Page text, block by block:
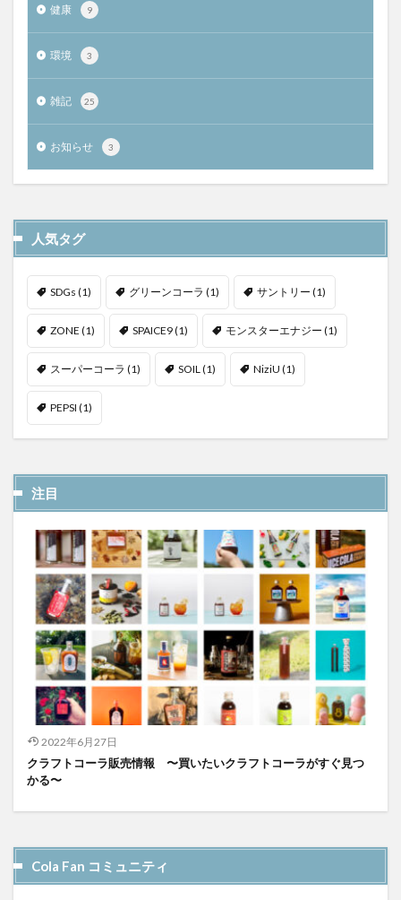
健康 9
環境 3
雑記 25
お知らせ 3
人気タグ
SDGs (1) グリーンコーラ (1) サントリー (1)
ZONE (1) SPAICE9(1) モンスターエナジー (1)
スーパーコーラ (1) SOIL (1) NiziU (1)
PEPSI (1)
注目
2022年6月27日
クラフトコーラ販売情報 〜買いたいクラフトコーラがすぐ見つ
かる〜
Cola Fan コミュニティ